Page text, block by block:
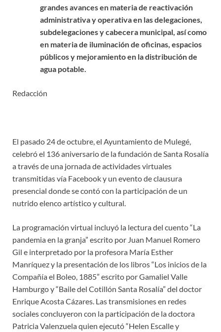
grandes avances en materia de reactivación
administrativa y operativa en las delegaciones,
subdelegaciones y cabecera municipal, así como
en materia de iluminación de oficinas, espacios
públicos y mejoramiento en la distribución de
agua potable.
Redacción
El pasado 24 de octubre, el Ayuntamiento de Mulegé,
celebró el 136 aniversario de la fundación de Santa Rosalía
a través de una jornada de actividades virtuales
transmitidas vía Facebook y un evento de clausura
presencial donde se contó con la participación de un
nutrido elenco artístico y cultural.
La programación virtual incluyó la lectura del cuento “La
pandemia en la granja” escrito por Juan Manuel Romero
Gil e interpretado por la profesora María Esther
Manríquez y la presentación de los libros “Los inicios de la
Compañía el Boleo, 1885” escrito por Gamaliel Valle
Hamburgo y “Baile del Cotillón Santa Rosalía” del doctor
Enrique Acosta Cázares. Las transmisiones en redes
sociales concluyeron con la participación de la doctora
Patricia Valenzuela quien ejecutó “Helen Escalle y